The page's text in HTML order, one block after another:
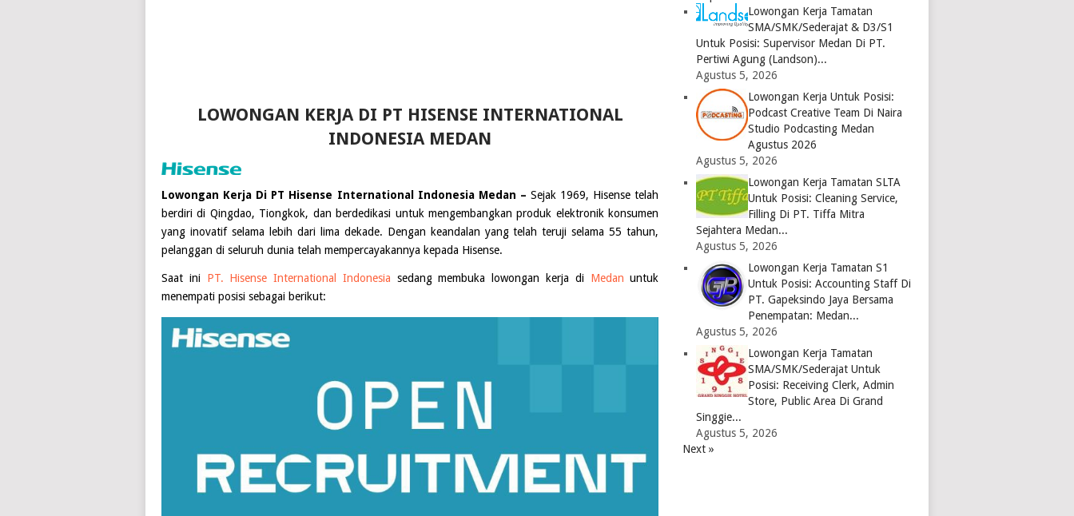
LOWONGAN KERJA DI PT HISENSE INTERNATIONAL
INDONESIA MEDAN
Lowongan Kerja Di PT Hisense International Indonesia Medan – Sejak 1969, Hisense telah
berdiri di Qingdao, Tiongkok, dan berdedikasi untuk mengembangkan produk elektronik konsumen
yang inovatif selama lebih dari lima dekade. Dengan keandalan yang telah teruji selama 55 tahun,
pelanggan di seluruh dunia telah mempercayakannya kepada Hisense.
Saat ini PT. Hisense International Indonesia sedang membuka lowongan kerja di Medan untuk
menempati posisi sebagai berikut:
Lowongan Kerja Tamatan
SMA/SMK/Sederajat & D3/S1
Untuk Posisi: Supervisor Medan Di PT.
Pertiwi Agung (Landson)...
Agustus 5, 2026
Lowongan Kerja Untuk Posisi:
Podcast Creative Team Di Naira
Studio Podcasting Medan
Agustus 2026
Agustus 5, 2026
Lowongan Kerja Tamatan SLTA
Untuk Posisi: Cleaning Service,
Filling Di PT. Tiffa Mitra
Sejahtera Medan...
Agustus 5, 2026
Lowongan Kerja Tamatan S1
Untuk Posisi: Accounting Staff Di
PT. Gapeksindo Jaya Bersama
Penempatan: Medan...
Agustus 5, 2026
Lowongan Kerja Tamatan
SMA/SMK/Sederajat Untuk
Posisi: Receiving Clerk, Admin
Store, Public Area Di Grand
Singgie...
Agustus 5, 2026
Next »